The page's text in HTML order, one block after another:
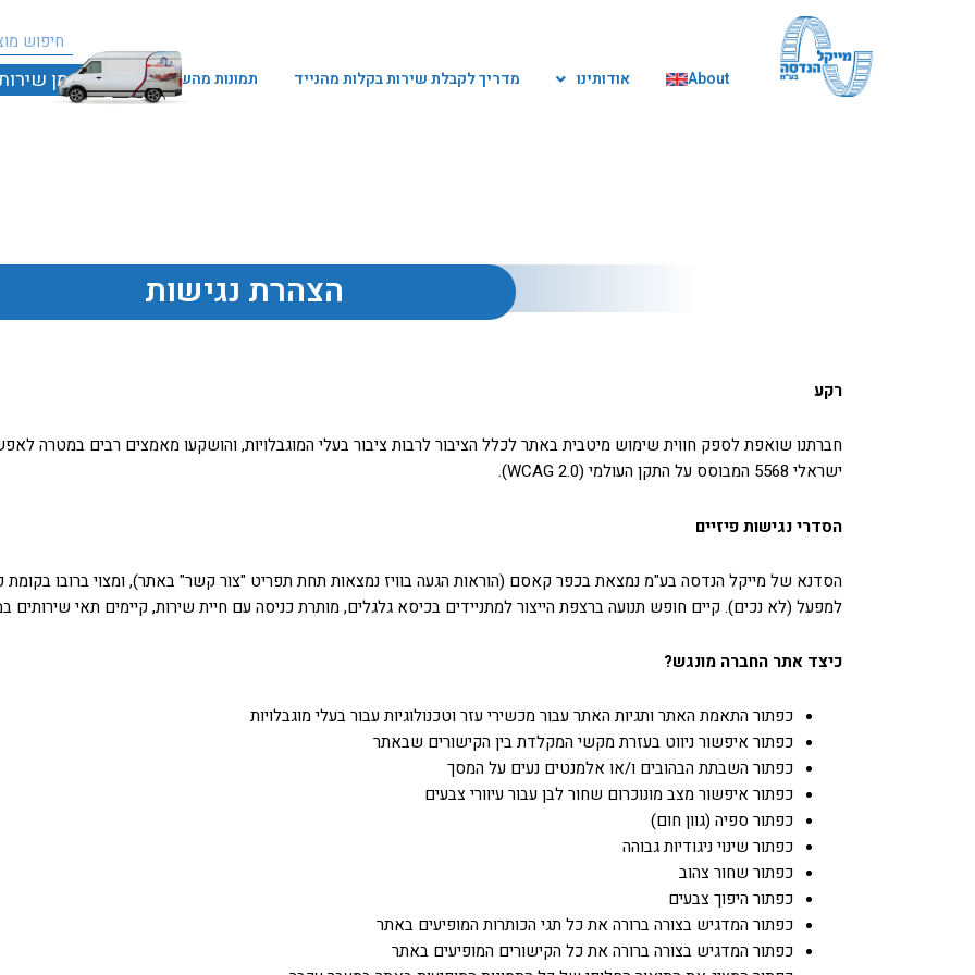
About אודותינו מדריך לקבלת שירות בקלות מהנייד תמונות מהשטח הזמן
הצהרת נגישות
רקע
ישראלי 5568 המבוסס על התקן העולמי (WCAG 2.0).
הסדרי נגישות פיזיים
הסדנא של מייקל הנדסה בע"מ נמצאת בכפר קאסם (הוראות הגעה בוויז נמצאות תחת תפריט "צור קשר" באתר), ומצוי ברובו בקומת
למפעל (לא נכים). קיים חופש תנועה ברצפת הייצור למתניידים בכיסא גלגלים, מותרת כניסה עם חיית שירות, קיימים תאי שירותים
כיצד אתר החברה מונגש?
כפתור התאמת האתר ותגיות האתר עבור מכשירי עזר וטכנולוגיות עבור בעלי מוגבלויות
כפתור איפשור ניווט בעזרת מקשי המקלדת בין הקישורים שבאתר
כפתור השבתת הבהובים ו/או אלמנטים נעים על המסך
כפתור איפשור מצב מונוכרום שחור לבן עבור עיוורי צבעים
כפתור ספיה (גוון חום)
כפתור שינוי ניגודיות גבוהה
כפתור שחור צהוב
כפתור היפוך צבעים
כפתור המדגיש בצורה ברורה את כל תגי הכותרות המופיעים באתר
כפתור המדגיש בצורה ברורה את כל הקישורים המופיעים באתר